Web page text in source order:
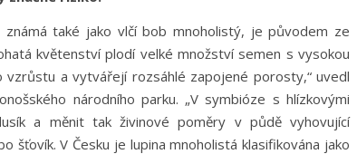
známá také jako vlčí bob mnoholistý, je původem ze
květenství plodí velké množství semen s vysokou
a vytvářejí rozsáhlé zapojené porosty,“ uvedl
národního parku. „V symbióze s hlízkovými
a měnit tak živinové poměry v půdě vyhovující
šťovík. V Česku je lupina mnoholistá klasifikována jako